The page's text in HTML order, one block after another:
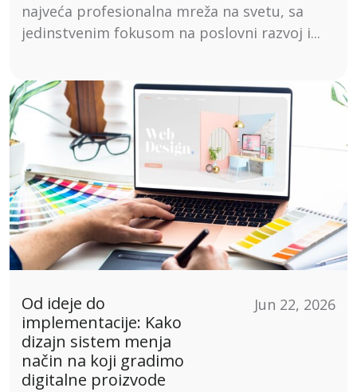
najveća profesionalna mreža na svetu, sa
jedinstvenim fokusom na poslovni razvoj i...
Od ideje do
implementacije: Kako
dizajn sistem menja
način na koji gradimo
digitalne proizvode
Jun 22, 2026